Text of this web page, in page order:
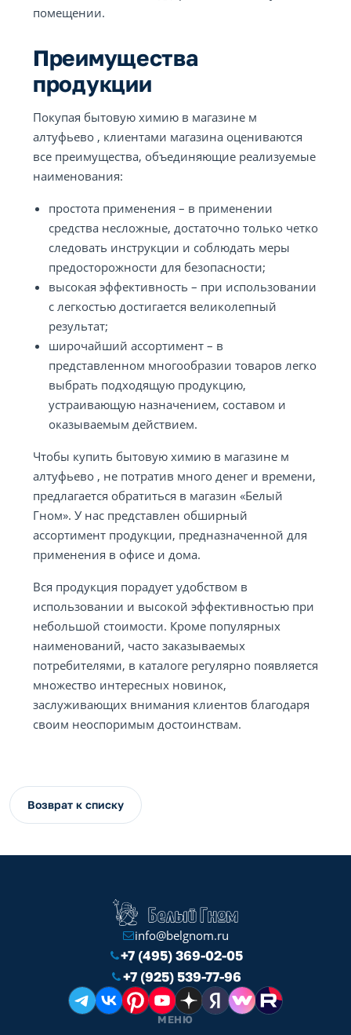
помещении.
Преимущества
продукции
Покупая бытовую химию в магазине м
алтуфьево , клиентами магазина оцениваются
все преимущества, объединяющие реализуемые
наименования:
простота применения – в применении
средства несложные, достаточно только четко
следовать инструкции и соблюдать меры
предосторожности для безопасности;
высокая эффективность – при использовании
с легкостью достигается великолепный
результат;
широчайший ассортимент – в
представленном многообразии товаров легко
выбрать подходящую продукцию,
устраивающую назначением, составом и
оказываемым действием.
Чтобы купить бытовую химию в магазине м
алтуфьево , не потратив много денег и времени,
предлагается обратиться в магазин «Белый
Гном». У нас представлен обширный
ассортимент продукции, предназначенной для
применения в офисе и дома.
Вся продукция порадует удобством в
использовании и высокой эффективностью при
небольшой стоимости. Кроме популярных
наименований, часто заказываемых
потребителями, в каталоге регулярно появляется
множество интересных новинок,
заслуживающих внимания клиентов благодаря
своим неоспоримым достоинствам.
Возврат к списку
info@belgnom.ru
+7 (495) 369-02-05
+7 (925) 539-77-96
МЕНЮ